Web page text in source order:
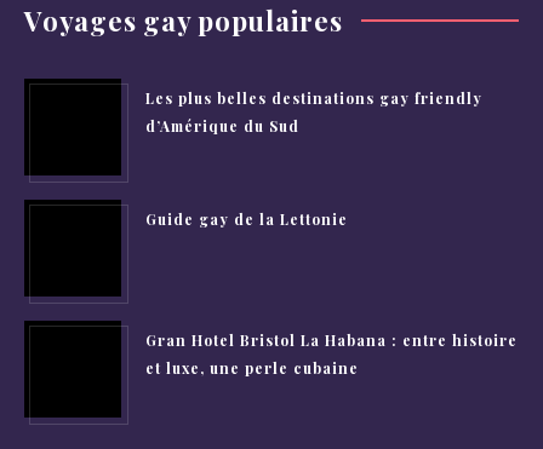
Voyages gay populaires
Les plus belles destinations gay friendly
d’Amérique du Sud
Guide gay de la Lettonie
Gran Hotel Bristol La Habana : entre histoire
et luxe, une perle cubaine